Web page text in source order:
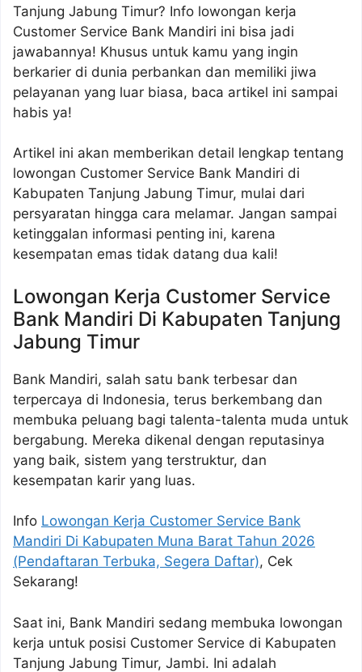
Tanjung Jabung Timur? Info lowongan kerja
Customer Service Bank Mandiri ini bisa jadi
jawabannya! Khusus untuk kamu yang ingin
berkarier di dunia perbankan dan memiliki jiwa
pelayanan yang luar biasa, baca artikel ini sampai
habis ya!
Artikel ini akan memberikan detail lengkap tentang
lowongan Customer Service Bank Mandiri di
Kabupaten Tanjung Jabung Timur, mulai dari
persyaratan hingga cara melamar. Jangan sampai
ketinggalan informasi penting ini, karena
kesempatan emas tidak datang dua kali!
Lowongan Kerja Customer Service
Bank Mandiri Di Kabupaten Tanjung
Jabung Timur
Bank Mandiri, salah satu bank terbesar dan
terpercaya di Indonesia, terus berkembang dan
membuka peluang bagi talenta-talenta muda untuk
bergabung. Mereka dikenal dengan reputasinya
yang baik, sistem yang terstruktur, dan
kesempatan karir yang luas.
Info Lowongan Kerja Customer Service Bank
Mandiri Di Kabupaten Muna Barat Tahun 2026
(Pendaftaran Terbuka, Segera Daftar), Cek
Sekarang!
Saat ini, Bank Mandiri sedang membuka lowongan
kerja untuk posisi Customer Service di Kabupaten
Tanjung Jabung Timur, Jambi. Ini adalah